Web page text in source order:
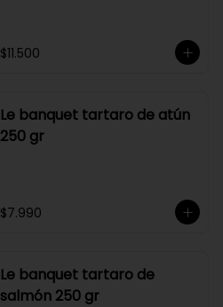
$11.500
Le banquet tartaro de atún
250 gr
$7.990
Le banquet tartaro de
salmón 250 gr